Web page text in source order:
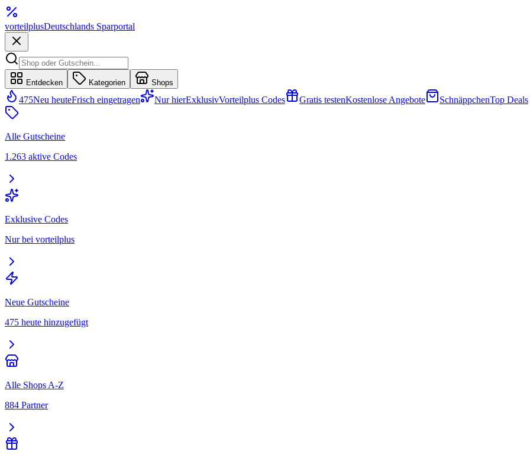
vorteilplusDeutschlands Sparportal
Entdecken Kategorien Shops
475Neu heuteFrisch eingetragen Nur hierExklusivVorteilplus Codes Gratis testenKostenlose Angebote SchnäppchenTop Deals
Alle Gutscheine
1.263 aktive Codes
Exklusive Codes
Nur bei vorteilplus
Neue Gutscheine
475 heute hinzugefügt
Alle Shops A-Z
884 Partner